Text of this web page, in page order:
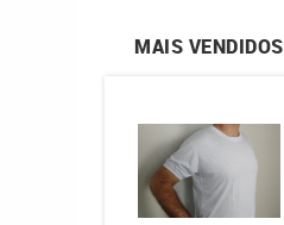
MAIS VENDIDOS